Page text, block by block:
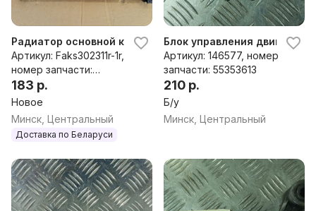
Радиатор основной к Opel Corsa D
Артикул: Faks302311r-1r,
номер запчасти:
1300297,13313296,557004
48,55704136
183 р.
Новое
Минск, Центральный
Доставка по Беларуси
Блок управления
Артикул: 146577, номер
запчасти: 55353613
210 р.
Б/у
Минск, Центральный